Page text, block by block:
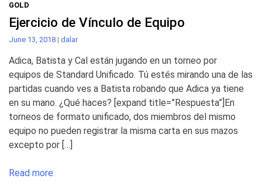
GOLD
Ejercicio de Vínculo de Equipo
June 13, 2018 | dalar
Adica, Batista y Cal están jugando en un torneo por
equipos de Standard Unificado. Tú estés mirando una de las
partidas cuando ves a Batista robando que Adica ya tiene
en su mano. ¿Qué haces? [expand title=”Respuesta”]En
torneos de formato unificado, dos miembros del mismo
equipo no pueden registrar la misma carta en sus mazos
excepto por […]
Read more.